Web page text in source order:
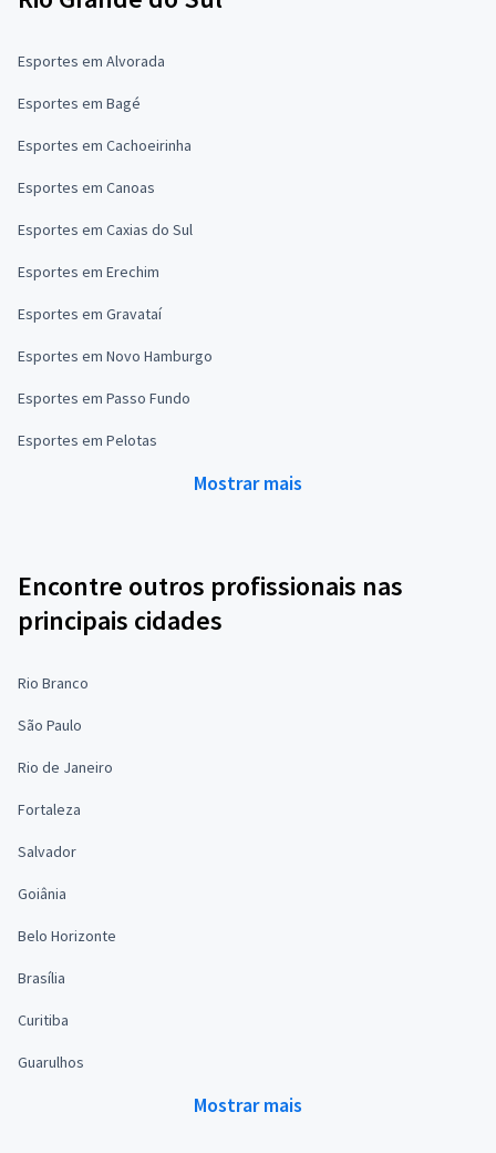
Esportes em Alvorada
Esportes em Bagé
Esportes em Cachoeirinha
Esportes em Canoas
Esportes em Caxias do Sul
Esportes em Erechim
Esportes em Gravataí
Esportes em Novo Hamburgo
Esportes em Passo Fundo
Esportes em Pelotas
Mostrar mais
Encontre outros profissionais nas
principais cidades
Rio Branco
São Paulo
Rio de Janeiro
Fortaleza
Salvador
Goiânia
Belo Horizonte
Brasília
Curitiba
Guarulhos
Mostrar mais